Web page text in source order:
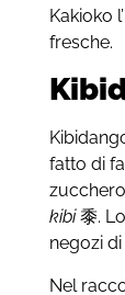
Kakioko
fresche.
fatto di
kibi黍.
negozi
Nel